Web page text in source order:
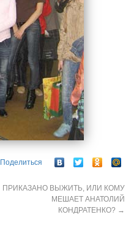
Поделиться
ПРИКАЗАНО ВЫЖИТЬ, ИЛИ КОМУ
МЕШАЕТ АНАТОЛИЙ
КОНДРАТЕНКО? →